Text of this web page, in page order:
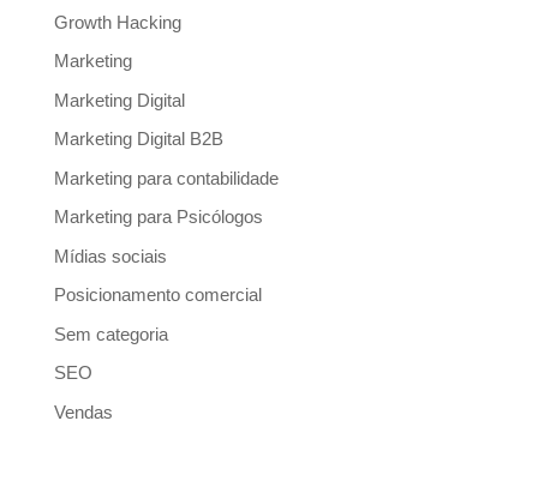
Growth Hacking
Marketing
Marketing Digital
Marketing Digital B2B
Marketing para contabilidade
Marketing para Psicólogos
Mídias sociais
Posicionamento comercial
Sem categoria
SEO
Vendas